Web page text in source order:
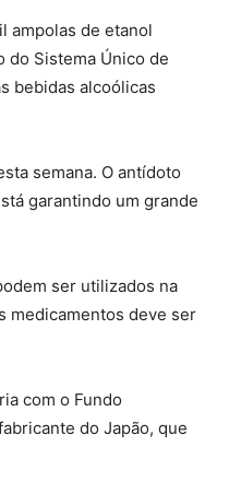
ampolas de etanol
do Sistema Único de
bebidas alcoólicas
semana. O antídoto
garantindo um grande
ser utilizados na
medicamentos deve ser
com o Fundo
do Japão, que